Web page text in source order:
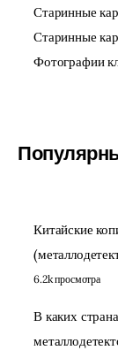
Старинные
Старинные
Фотографии
Китайские
6.2k просмотра
В каких